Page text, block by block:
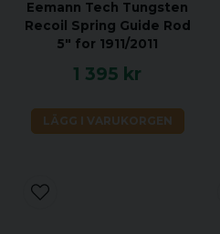
Eemann Tech Tungsten
Recoil Spring Guide Rod
5" for 1911/2011
1 395 kr
LÄGG I VARUKORGEN